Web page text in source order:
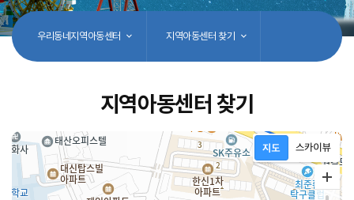
우리동네지역아동센터 지역아동센터 찾기
지역아동센터 찾기